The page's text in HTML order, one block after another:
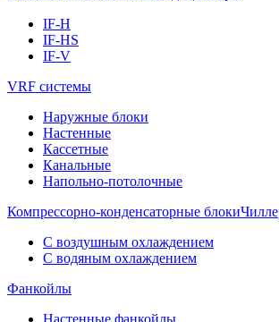
IF-H
IF-HS
IF-V
VRF системы
Наружные блоки
Настенные
Кассетные
Канальные
Напольно-потолочные
Компрессорно-конденсаторные блоки
С воздушным охлаждением
С водяным охлаждением
Фанкойлы
Настенные фанкойлы